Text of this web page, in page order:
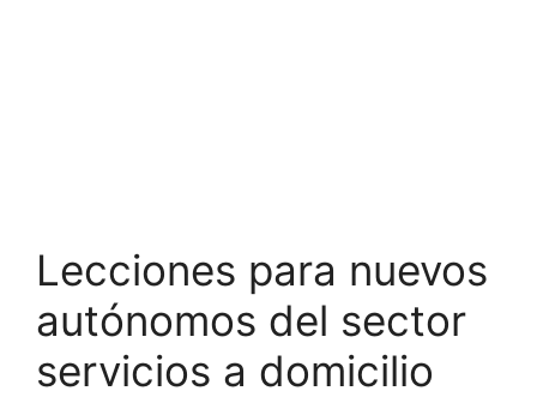
Lecciones para nuevos
autónomos del sector
servicios a domicilio